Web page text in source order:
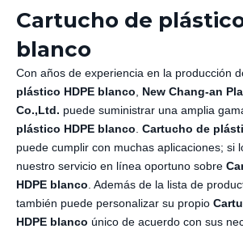
Cartucho de
blanco
Con años de experiencia en la producción
plástico HDPE blanco
New Chang-an
Co.,Ltd. puede suministrar una amplia
plástico HDPE blanco Cartucho de
puede cumplir con muchas aplicaciones; si
nuestro servicio en línea oportuno sobre
HDPE blanco . Además de la lista de
también puede personalizar su propio
HDPE blanco único de acuerdo con sus